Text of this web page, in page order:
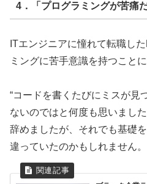
4．「プログラミングが苦痛
ITエンジニアに憧れて転職し
ミングに苦手意識を持つこと
“コードを書くたびにミスが見
ないのではと何度も思いまし
辞めましたが、それでも基礎
違っていたのかもしれません。